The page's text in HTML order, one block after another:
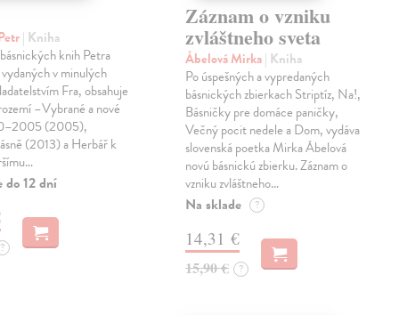
| Kniha
knih Petra
v minulých
Fra, obsahuje
–Vybrané a nové
(2005),
(2013) a Herbář k
do 12 dní
?
Záznam o vzniku
zvláštneho sveta
Ábelová Mirka| Kniha
Po úspešných a vypredaných
básnických zbierkach Striptíz, Na!,
Básničky pre domáce paničky,
Večný pocit nedele a Dom, vydáva
slovenská poetka Mirka Ábelová
novú básnickú zbierku. Záznam o
vzniku zvláštneho…
Na sklade ?
14,31 €
15,90 € ?